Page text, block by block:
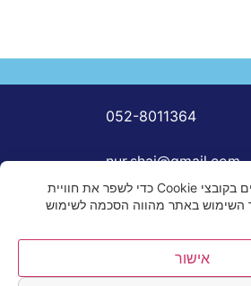
052-8011364
nur.shai@gmail.com
אנו משתמשים בקובצי Cookie כדי לשפר את חוויית
באתר מהווה הסכמה לשימוש
אישור